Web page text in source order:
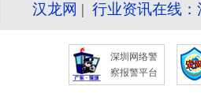
汉龙网 | 行业资讯在线
深圳网络警
察报警平台